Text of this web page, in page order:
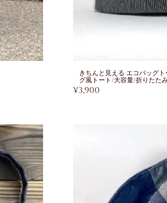
きちんと見える エコバッグ
グ風トート/大容量/折りたた
¥3,900